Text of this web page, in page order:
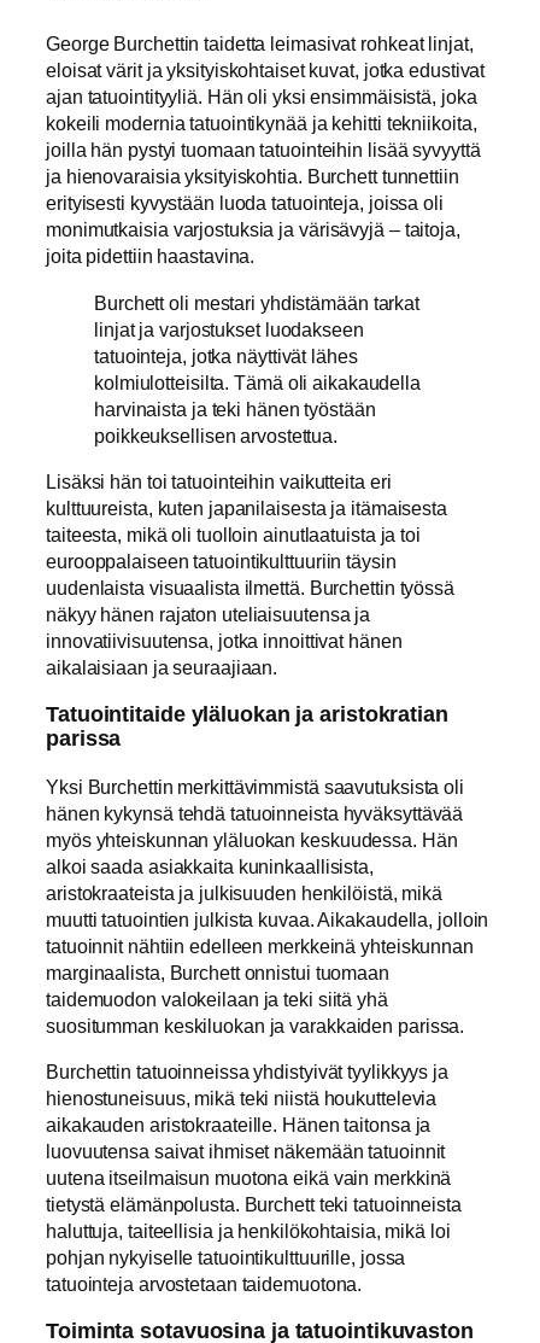
George Burchettin taidetta leimasivat rohkeat linjat,
eloisat värit ja yksityiskohtaiset kuvat, jotka edustivat
ajan tatuointityyliä. Hän oli yksi ensimmäisistä, joka
kokeili modernia tatuointikynää ja kehitti tekniikoita,
joilla hän pystyi tuomaan tatuointeihin lisää syvyyttä
ja hienovaraisia yksityiskohtia. Burchett tunnettiin
erityisesti kyvystään luoda tatuointeja, joissa oli
monimutkaisia varjostuksia ja värisävyjä – taitoja,
joita pidettiin haastavina.
Burchett oli mestari yhdistämään tarkat
linjat ja varjostukset luodakseen
tatuointeja, jotka näyttivät lähes
kolmiulotteisilta. Tämä oli aikakaudella
harvinaista ja teki hänen työstään
poikkeuksellisen arvostettua.
Lisäksi hän toi tatuointeihin vaikutteita eri
kulttuureista, kuten japanilaisesta ja itämaisesta
taiteesta, mikä oli tuolloin ainutlaatuista ja toi
eurooppalaiseen tatuointikulttuuriin täysin
uudenlaista visuaalista ilmettä. Burchettin työssä
näkyy hänen rajaton uteliaisuutensa ja
innovatiivisuutensa, jotka innoittivat hänen
aikalaisiaan ja seuraajiaan.
Tatuointitaide yläluokan ja aristokratian
parissa
Yksi Burchettin merkittävimmistä saavutuksista oli
hänen kykynsä tehdä tatuoinneista hyväksyttävää
myös yhteiskunnan yläluokan keskuudessa. Hän
alkoi saada asiakkaita kuninkaallisista,
aristokraateista ja julkisuuden henkilöistä, mikä
muutti tatuointien julkista kuvaa. Aikakaudella, jolloin
tatuoinnit nähtiin edelleen merkkeinä yhteiskunnan
marginaalista, Burchett onnistui tuomaan
taidemuodon valokeilaan ja teki siitä yhä
suositumman keskiluokan ja varakkaiden parissa.
Burchettin tatuoinneissa yhdistyivät tyylikkyys ja
hienostuneisuus, mikä teki niistä houkuttelevia
aikakauden aristokraateille. Hänen taitonsa ja
luovuutensa saivat ihmiset näkemään tatuoinnit
uutena itseilmaisun muotona eikä vain merkkinä
tietystä elämänpolusta. Burchett teki tatuoinneista
haluttuja, taiteellisia ja henkilökohtaisia, mikä loi
pohjan nykyiselle tatuointikulttuurille, jossa
tatuointeja arvostetaan taidemuotona.
Toiminta sotavuosina ja tatuointikuvaston